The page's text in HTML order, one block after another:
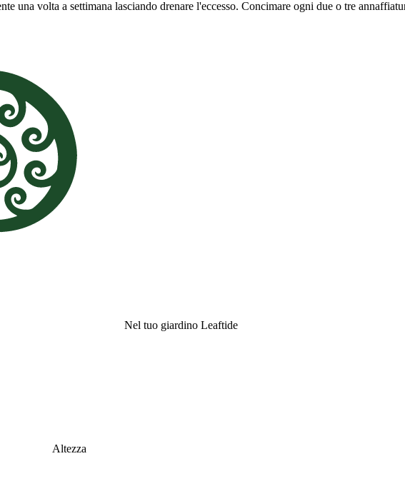
una volta a settimana lasciando drenare l'eccesso. Concimare ogni due o tre
Nel tuo giardino Leaftide
Altezza